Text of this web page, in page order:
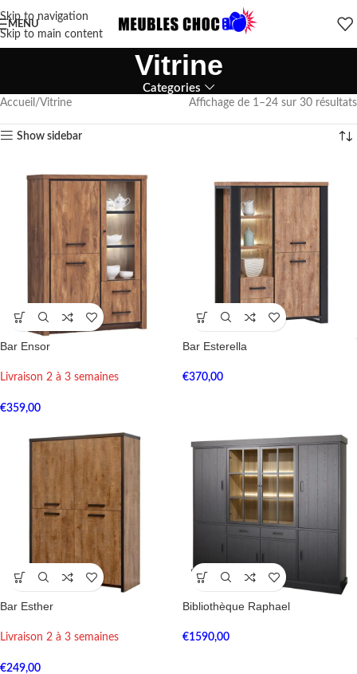
Skip to navigation
Skip to main content
MENU
Vitrine
Categories
Accueil Vitrine Affichage de 1–24 sur 30 résultats
Show sidebar
Bar Ensor
Livraison 2 à 3 semaines
€359,00
Bar Esterella
€370,00
Bar Esther
Livraison 2 à 3 semaines
€249,00
Bibliothèque Raphael
€1590,00